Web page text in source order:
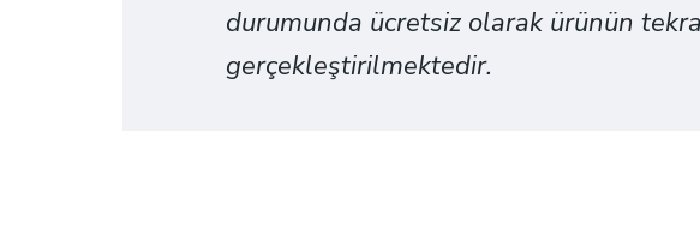
durumunda ücretsiz olarak ürünün
gerçekleştirilmektedir.